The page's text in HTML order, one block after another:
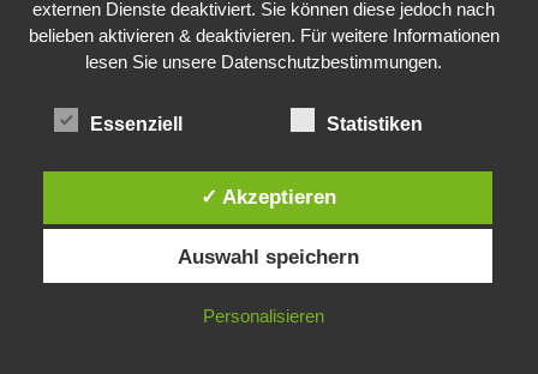
ClaudiazuRazzia in der JVA Rheinbach
Razzia in der JVA Rheinbach
Jana S.zu Razzia in der JVA Rheinbach
the kasaan timeszuRazzia in der JVA Rheinbach
MelaniezuRazzia in der JVA Rheinbach
Razzia in der JVA Rheinbach
Riza Kosar’s zweifelhaftes Angebot…
Diese Website verwendet Cookies. Durch die weitere Nutzung dieser
Website stimmst du der Verwendung von Cookies zu.
IN ORDNUNG
externen Dienste deaktiviert. Sie können diese jedoch nach
belieben aktivieren & deaktivieren. Für weitere Informationen
lesen Sie unsere Datenschutzbestimmungen.
Essenziell Statistiken
✓ Akzeptieren
Auswahl speichern
Personalisieren